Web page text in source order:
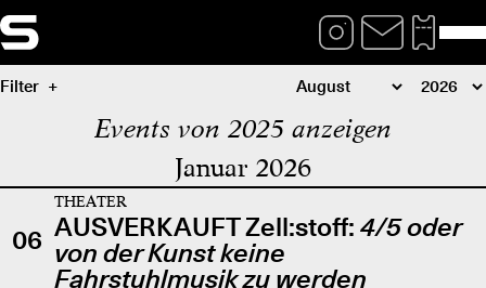
Filter
Events von 2025 anzeigen
Januar 2026
06
THEATER
AUSVERKAUFT Zell:stoff: 4/5 oder
von der Kunst keine
Fahrstuhlmusik zu werden